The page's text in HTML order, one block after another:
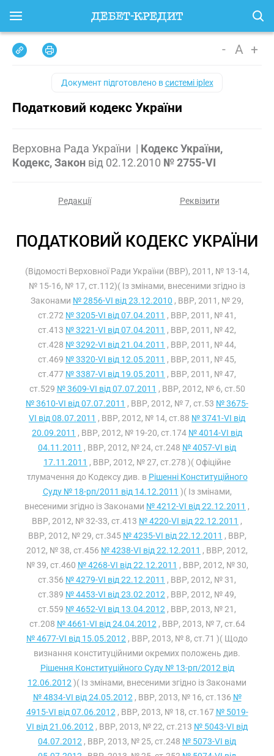
- A +
Документ підготовлено всистемі iplex
Податковий кодекс України
Верховна Рада України | Кодекс України,
Кодекс, Закон від 02.12.2010 № 2755-VI
Редакції Реквізити
ПОДАТКОВИЙ КОДЕКС УКРАЇНИ
(Відомості Верховної Ради України (ВВР), 2011, № 13-14,
№ 15-16, № 17, ст.112)( Із змінами, внесеними згідно із
Законами № 2856-VI від 23.12.2010 , ВВР, 2011, № 29,
ст.272 № 3205-VI від 07.04.2011 , ВВР, 2011, № 41,
ст.413 № 3221-VI від 07.04.2011 , ВВР, 2011, № 42,
ст.428 № 3292-VI від 21.04.2011 , ВВР, 2011, № 44,
ст.469 № 3320-VI від 12.05.2011 , ВВР, 2011, № 45,
ст.477 № 3387-VI від 19.05.2011 , ВВР, 2011, № 47,
ст.529 № 3609-VI від 07.07.2011 , ВВР, 2012, № 6, ст.50
№ 3610-VI від 07.07.2011 , ВВР, 2012, № 7, ст.53 № 3675-
VI від 08.07.2011 , ВВР, 2012, № 14, ст.88 № 3741-VI від
20.09.2011 , ВВР, 2012, № 19-20, ст.174 № 4014-VI від
04.11.2011 , ВВР, 2012, № 24, ст.248 № 4057-VI від
17.11.2011 , ВВР, 2012, № 27, ст.278 )( Офіційне
тлумачення до Кодексу див. в Рішенні Конституційного
Суду № 18-рп/2011 від 14.12.2011 )( Із змінами,
внесеними згідно із Законами № 4212-VI від 22.12.2011 ,
ВВР, 2012, № 32-33, ст.413 № 4220-VI від 22.12.2011 ,
ВВР, 2012, № 29, ст.345 № 4235-VI від 22.12.2011 , ВВР,
2012, № 38, ст.456 № 4238-VI від 22.12.2011 , ВВР, 2012,
№ 39, ст.460 № 4268-VI від 22.12.2011 , ВВР, 2012, № 30,
ст.356 № 4279-VI від 22.12.2011 , ВВР, 2012, № 31,
ст.389 № 4453-VI від 23.02.2012 , ВВР, 2012, № 49,
ст.559 № 4652-VI від 13.04.2012 , ВВР, 2013, № 21,
ст.208 № 4661-VI від 24.04.2012 , ВВР, 2013, № 7, ст.64
№ 4677-VI від 15.05.2012 , ВВР, 2013, № 8, ст.71 )( Щодо
визнання конституційними окремих положень див.
Рішення Конституційного Суду № 13-рп/2012 від
12.06.2012 )( Із змінами, внесеними згідно із Законами
№ 4834-VI від 24.05.2012 , ВВР, 2013, № 16, ст.136 №
4915-VI від 07.06.2012 , ВВР, 2013, № 18, ст.167 № 5019-
VI від 21.06.2012 , ВВР, 2013, № 22, ст.213 № 5043-VI від
04.07.2012 , ВВР, 2013, № 25, ст.248 № 5073-VI від